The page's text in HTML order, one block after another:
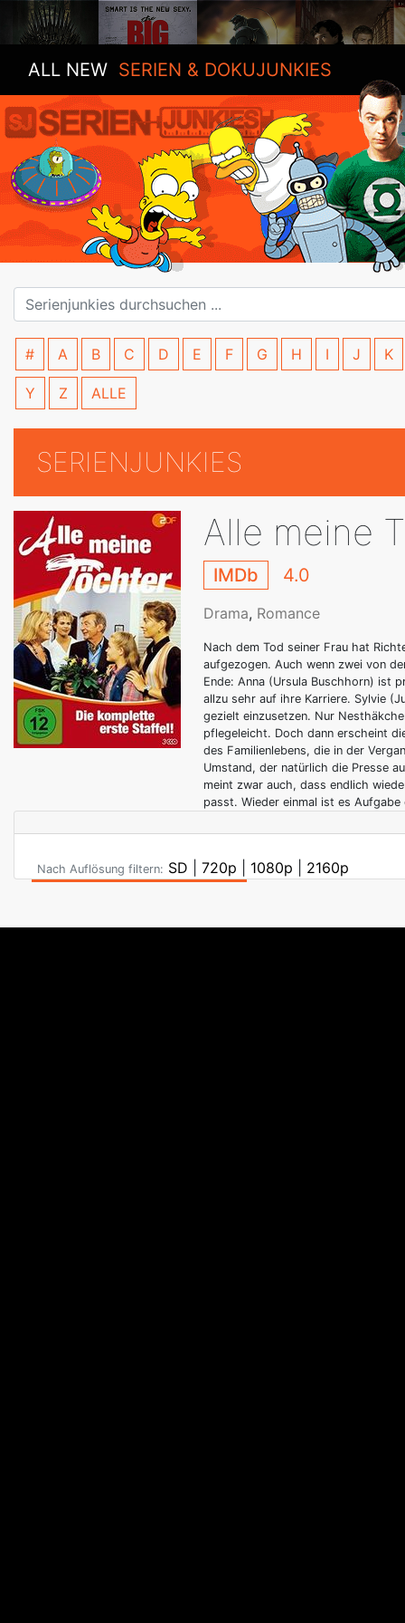
ALL NEW SERIEN & DOKUJUNKIES
# A B C D E F G H I J K
Y Z ALLE
SERIENJUNKIES
Alle meine
IMDb 4.0
Drama, Romance
Nach dem Tod seiner Frau hat
aufgezogen. Auch wenn zwei von
Ende: Anna (Ursula Buschhorn) ist
allzu sehr auf ihre Karriere. Sylvie
gezielt einzusetzen. Nur
pflegeleicht. Doch dann erscheint
des Familienlebens, die in der
Umstand, der natürlich die Presse
meint zwar auch, dass endlich
passt. Wieder einmal ist es
Nach Auflösung filtern: SD 720p 1080p 2160p